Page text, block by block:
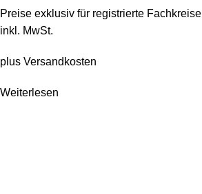
Preise exklusiv für registrierte Fachkreise
inkl. MwSt.
plus Versandkosten
Weiterlesen